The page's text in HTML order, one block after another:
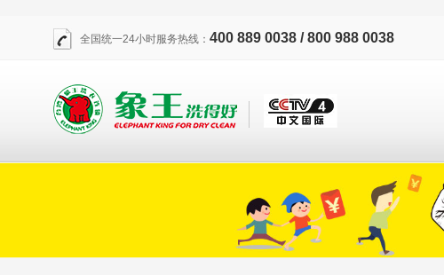
全国统一24小时服务热线： 400 889 0038 / 800 988 0038